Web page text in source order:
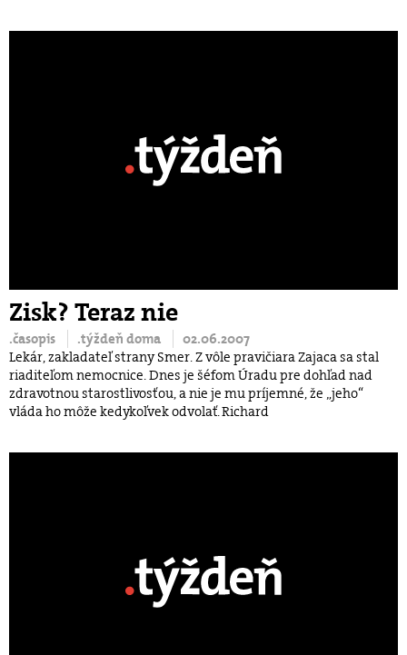
Zisk? Teraz nie
.časopis .týždeň doma
02.06.2007
Lekár, zakladateľ strany Smer. Z vôle pravičiara Zajaca sa stal
riaditeľom nemocnice. Dnes je šéfom Úradu pre dohľad nad
zdravotnou starostlivosťou, a nie je mu príjemné, že „jeho“
vláda ho môže kedykoľvek odvolať. Richard